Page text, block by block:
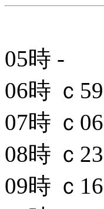
05時 -
06時 ｃ59
07時 ｃ06
08時 ｃ23
09時 ｃ16